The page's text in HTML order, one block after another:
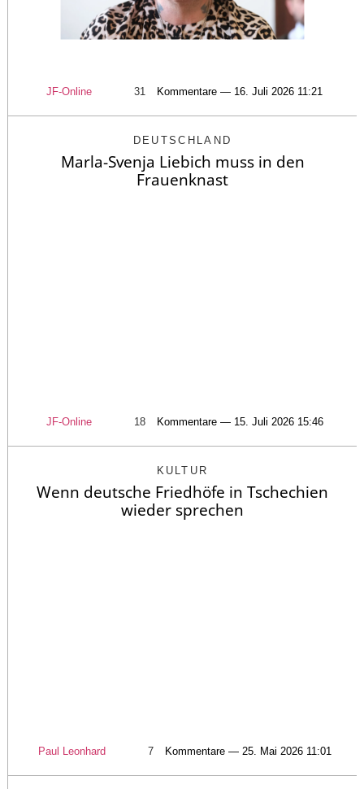
JF-Online 31 Kommentare — 16. Juli 2026 11:21
DEUTSCHLAND
Marla-Svenja Liebich muss in den
Frauenknast
JF-Online 18 Kommentare — 15. Juli 2026 15:46
KULTUR
Wenn deutsche Friedhöfe in Tschechien
wieder sprechen
Paul Leonhard 7 Kommentare — 25. Mai 2026 11:01